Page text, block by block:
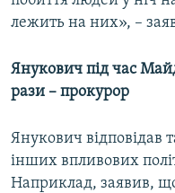
лежить на них», –
Янукович під час
рази – прокурор
Янукович відповідав
інших впливових
Наприклад, заявив,